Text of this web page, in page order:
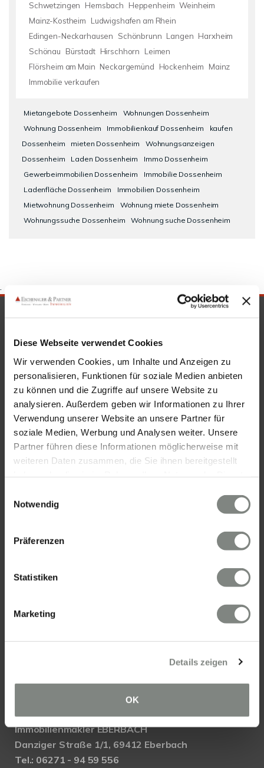
Diese Webseite verwendet Cookies
Wir verwenden Cookies, um Inhalte und Anzeigen zu
personalisieren, Funktionen für soziale Medien anbieten
zu können und die Zugriffe auf unsere Website zu
analysieren. Außerdem geben wir Informationen zu Ihrer
Verwendung unserer Website an unsere Partner für
soziale Medien, Werbung und Analysen weiter. Unsere
Partner führen diese Informationen möglicherweise mit
weiteren Daten zusammen, die Sie ihnen bereitgestellt
Cookies, wenn Sie unsere Webseite weiterhin nutzen.
Notwendig
Präferenzen
Statistiken
Marketing
Details zeigen
OK
Schwetzingen
Hemsbach Heppenheim Weinheim
Mainz-Kostheim
Ludwigshafen am Rhein
Edingen-Neckarhausen
Schönbrunn Langen Harxheim
Schönau
Bürstadt Hirschhorn
Leimen
Flörsheim am Main Neckargemünd Hockenheim
Mainz
Immobilie verkaufen
Mietangebote Dossenheim
Wohnungen Dossenheim
Wohnung Dossenheim
Immobilienkauf Dossenheim
kaufen
Dossenheim
mieten Dossenheim
Wohnungsanzeigen
Dossenheim
Laden Dossenheim
Immo Dossenheim
Gewerbeimmobilien Dossenheim
Immobilie Dossenheim
Ladenfläche Dossenheim
Immobilien Dossenheim
Mietwohnung Dossenheim
Wohnung miete Dossenheim
Wohnungssuche Dossenheim
Wohnung suche Dossenheim
.
SICHERHEIT & KOMPETENZ
KONTAKT
Eschenauer & Partner Immobilien
Akademiestraße 1, 69117 Heidelberg
Mail:info@eschenauer-partner.de
Immobilienmakler WIESBADEN
Mail:info@eschenauer-partner.de
Eschenauer & Partner Immobilien
Immobilienmakler EBERBACH
Danziger Straße 1/1, 69412 Eberbach
Tel.: 06271 - 94 59 556